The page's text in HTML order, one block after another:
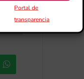
Portal de
transparencia